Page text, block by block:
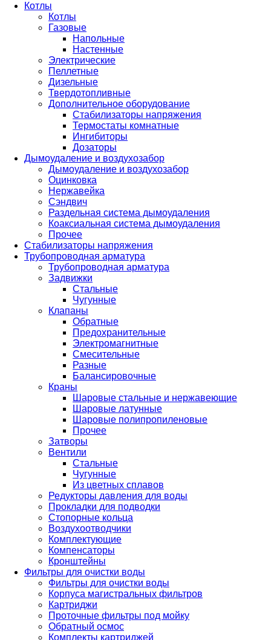
Котлы
Котлы
Газовые
Напольные
Настенные
Электрические
Пеллетные
Дизельные
Твердотопливные
Дополнительное оборудование
Стабилизаторы напряжения
Термостаты комнатные
Ингибиторы
Дозаторы
Дымоудаление и воздухозабор
Дымоудаление и воздухозабор
Оцинковка
Нержавейка
Сэндвич
Раздельная система дымоудаления
Коаксиальная система дымоудаления
Прочее
Стабилизаторы напряжения
Трубопроводная арматура
Трубопроводная арматура
Задвижки
Стальные
Чугунные
Клапаны
Обратные
Предохранительные
Электромагнитные
Смесительные
Разные
Балансировочные
Краны
Шаровые стальные и нержавеющие
Шаровые латунные
Шаровые полипропиленовые
Прочее
Затворы
Вентили
Стальные
Чугунные
Из цветных сплавов
Редукторы давления для воды
Прокладки для подводки
Стопорные кольца
Воздухоотводчики
Комплектующие
Компенсаторы
Кронштейны
Фильтры для очистки воды
Фильтры для очистки воды
Корпуса магистральных фильтров
Картриджи
Проточные фильтры под мойку
Обратный осмос
Комплекты картриджей